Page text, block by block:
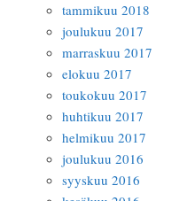
tammikuu 2018
joulukuu 2017
marraskuu 2017
elokuu 2017
toukokuu 2017
huhtikuu 2017
helmikuu 2017
joulukuu 2016
syyskuu 2016